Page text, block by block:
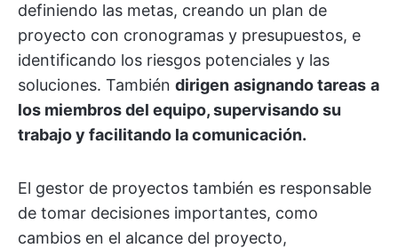
definiendo las metas, creando un plan de
proyecto con cronogramas y presupuestos, e
identificando los riesgos potenciales y las
soluciones. También dirigen asignando tareas a
los miembros del equipo, supervisando su
trabajo y facilitando la comunicación.
El gestor de proyectos también es responsable
de tomar decisiones importantes, como
cambios en el alcance del proyecto,